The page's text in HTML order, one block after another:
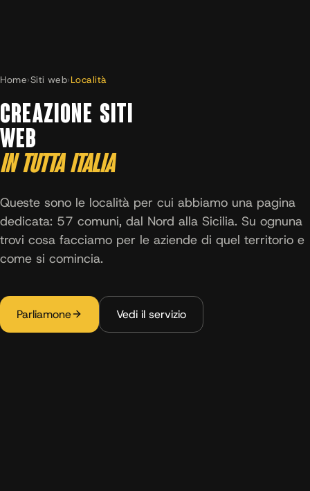
Home›Siti web›Località
CREAZIONE SITI
WEB
IN TUTTA ITALIA
Queste sono le località per cui abbiamo una pagina
dedicata: 57 comuni, dal Nord alla Sicilia. Su ognuna
trovi cosa facciamo per le aziende di quel territorio e
come si comincia.
Parliamone Vedi il servizio